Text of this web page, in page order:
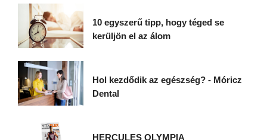
10 egyszerű tipp, hogy téged se
kerüljön el az álom
Hol kezdődik az egészség? - Móricz
Dental
HERCULES OLYMPIA